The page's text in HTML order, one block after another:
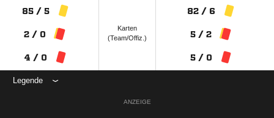
85 / 5
2 / 0
4 / 0
Karten
(Team/Offiz.)
82 / 6
5 / 2
5 / 0
Legende
ANZEIGE